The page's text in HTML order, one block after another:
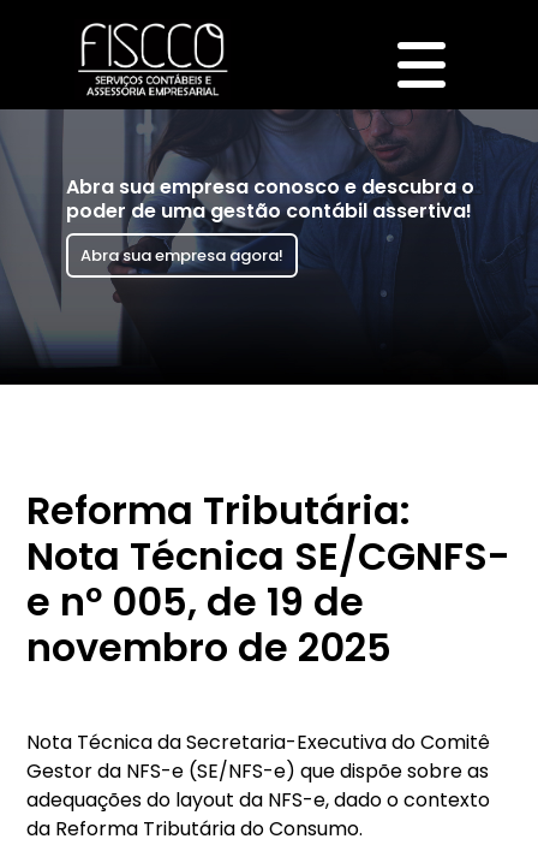
Abra sua empresa conosco e descubra o
poder de uma gestão contábil assertiva!
Abra sua empresa agora!
Reforma Tributária:
Nota Técnica SE/CGNFS-
e nº 005, de 19 de
novembro de 2025
Nota Técnica da Secretaria-Executiva do Comitê
Gestor da NFS-e (SE/NFS-e) que dispõe sobre as
adequações do layout da NFS-e, dado o contexto
da Reforma Tributária do Consumo.